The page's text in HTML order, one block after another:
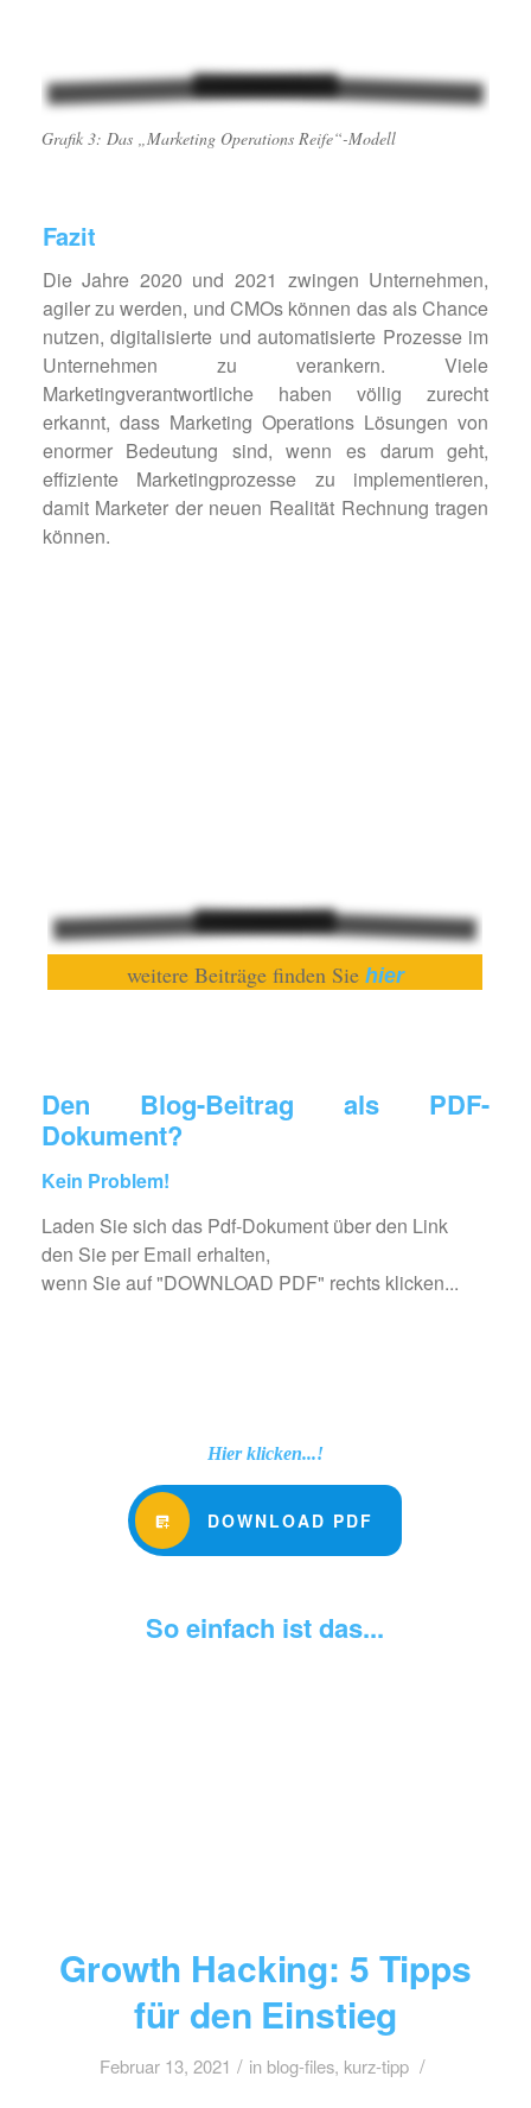
Grafik 3: Das „Marketing Operations Reife“-Modell
Fazit
Die Jahre 2020 und 2021 zwingen Unternehmen,
agiler zu werden, und CMOs können das als Chance
nutzen, digitalisierte und automatisierte Prozesse im
Unternehmen zu verankern. Viele
Marketingverantwortliche haben völlig zurecht
erkannt, dass Marketing Operations Lösungen von
enormer Bedeutung sind, wenn es darum geht,
effiziente Marketingprozesse zu implementieren,
damit Marketer der neuen Realität Rechnung tragen
können.
weitere Beiträge finden Sie hier
Den Blog-Beitrag als PDF-
Dokument?
Kein Problem!
Laden Sie sich das Pdf-Dokument über den Link
den Sie per Email erhalten,
wenn Sie auf "DOWNLOAD PDF" rechts klicken...
Hier klicken...!
DOWNLOAD PDF
So einfach ist das...
Growth Hacking: 5 Tipps
für den Einstieg
Februar 13, 2021 / in blog-files, kurz-tipp /